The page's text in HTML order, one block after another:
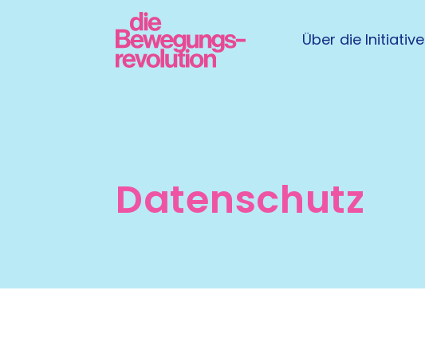
Über die Initiative
Datenschutz